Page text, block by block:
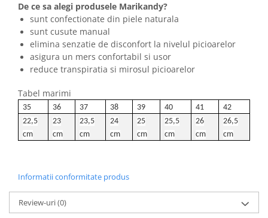
De ce sa alegi produsele Marikandy?
sunt confectionate din piele naturala
sunt cusute manual
elimina senzatie de disconfort la nivelul picioarelor
asigura un mers confortabil si usor
reduce transpiratia si mirosul picioarelor
Tabel marimi
35 36 37 38 39 40 41
42
22,5
cm
23
cm
23,5
cm
24
cm
25
cm
25,5
cm
26
cm
26,5
cm
Informatii conformitate produs
Review-uri(0)